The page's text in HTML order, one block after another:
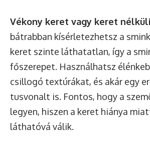
Vékony keret vagy keret
bátrabban kísérletezhetsz a
keret szinte láthatatlan, így a
főszerepet. Használhatsz
csillogó textúrákat, és akár egy
tusvonalt is. Fontos, hogy a
legyen, hiszen a keret hiánya
láthatóvá válik.